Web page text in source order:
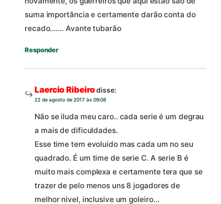
suma importância e certamente darão conta do
recado……. Avante tubarão
Responder
Laercio Ribeiro disse:
22 de agosto de 2017 às 09:08
Não se iluda meu caro.. cada serie é um degrau
a mais de dificuldades.
Esse time tem evoluido mas cada um no seu
quadrado. É um time de serie C. A serie B é
muito mais complexa e certamente tera que se
trazer de pelo menos uns 8 jogadores de
melhor nivel, inclusive um goleiro…